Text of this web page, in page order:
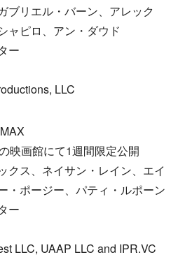
ブリエル・バーン、アレック
ャピロ、アン・ダウド
ー
LLC
映画館にて1週間限定公開
クス、ネイサン・レイン、エイ
・ポージー、パティ・ルポーン
ー
LLC, UAAP LLC and IPR.VC